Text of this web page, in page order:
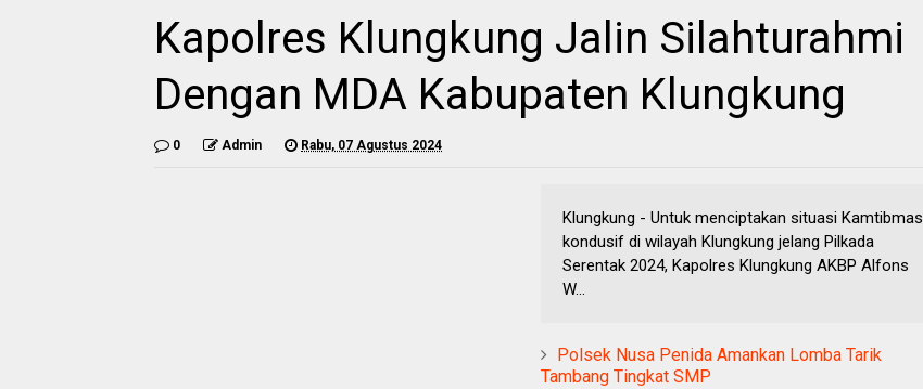
Kapolres Klungkung Jalin Silahturahmi
Dengan MDA Kabupaten Klungkung
0 Admin Rabu, 07 Agustus 2024
Klungkung - Untuk menciptakan situasi Kamtibmas
kondusif di wilayah Klungkung jelang Pilkada
Serentak 2024, Kapolres Klungkung AKBP Alfons
W...
Polsek Nusa Penida Amankan Lomba Tarik
Tambang Tingkat SMP